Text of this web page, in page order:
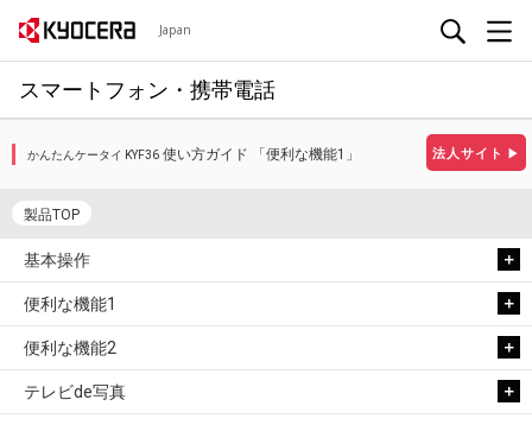
Japan
スマートフォン・携帯電話
法人サイト ▶
かんたんケータイ KYF36 使い方ガイド 「便利な機能1」
製品TOP
基本操作
便利な機能1
便利な機能2
テレビde写真